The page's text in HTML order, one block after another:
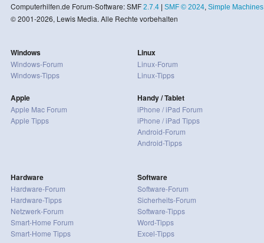
Computerhilfen.de Forum-Software: SMF 2.7.4| SMF © 2024, Simple Machines
© 2001-2026, Lewis Media. Alle Rechte vorbehalten
Windows
Windows-Forum
Windows-Tipps
Apple
Apple Mac Forum
Apple Tipps
Linux
Linux-Forum
Linux-Tipps
Handy / Tablet
iPhone / iPad Forum
iPhone / iPad Tipps
Android-Forum
Android-Tipps
Hardware
Hardware-Forum
Hardware-Tipps
Netzwerk-Forum
Smart-Home Forum
Smart-Home Tipps
Software
Software-Forum
Sicherheits-Forum
Software-Tipps
Word-Tipps
Excel-Tipps